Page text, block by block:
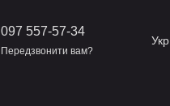
097 557-57-34
Передзвонити вам?
Укр